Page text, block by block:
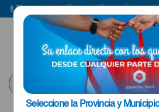
Seleccione la Provincia y
Bienvenido a Esencial Pack